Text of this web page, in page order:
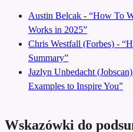
Austin Belcak - “How To
Works in 2025”
Chris Westfall (Forbes) -
Summary”
Jazlyn Unbedacht
Examples to Inspire You”
Wskazówki do